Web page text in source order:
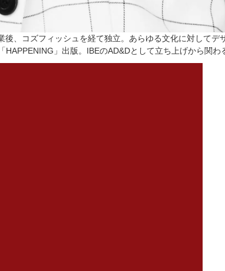
、コズフィッシュを経て独立。あらゆる文化に対して
」出版。IBEのAD&Dとして立ち上げから関わ